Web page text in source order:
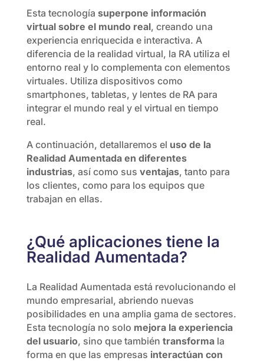
Esta tecnología superpone información
virtual sobre el mundo real, creando una
experiencia enriquecida e interactiva. A
diferencia de la realidad virtual, la RA utiliza el
entorno real y lo complementa con elementos
virtuales. Utiliza dispositivos como
smartphones, tabletas, y lentes de RA para
integrar el mundo real y el virtual en tiempo
real.
A continuación, detallaremos el uso de la
Realidad Aumentada en diferentes
industrias, así como sus ventajas, tanto para
los clientes, como para los equipos que
trabajan en ellas.
¿Qué aplicaciones tiene la
Realidad Aumentada?
La Realidad Aumentada está revolucionando el
mundo empresarial, abriendo nuevas
posibilidades en una amplia gama de sectores.
Esta tecnología no solo mejora la experiencia
del usuario, sino que también transforma la
forma en que las empresas interactúan con